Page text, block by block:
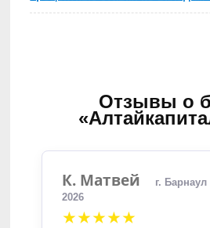
Отзывы о
К. Матвей г. Барнаул
2026
★★★★★